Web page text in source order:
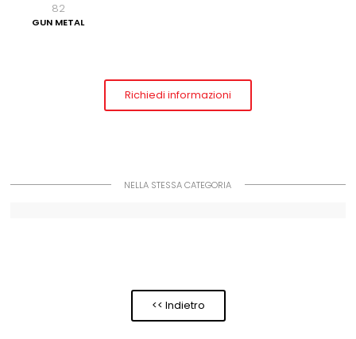
82
GUN METAL
Richiedi informazioni
NELLA STESSA CATEGORIA
<< Indietro